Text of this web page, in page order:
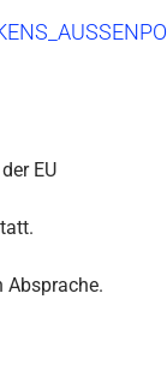
EU
Absprache.